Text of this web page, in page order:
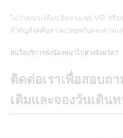
ไม่ว่าคุณจะเลือกเดินทางแบบ VIP หรือ
สำคัญที่สุดคือความปลอดภัยและความ
สนใจบริการส่งน้องหมาไปต่างจังหวัด?
ติดต่อเราเพื่อสอบถ
เติมและจองวันเดินท